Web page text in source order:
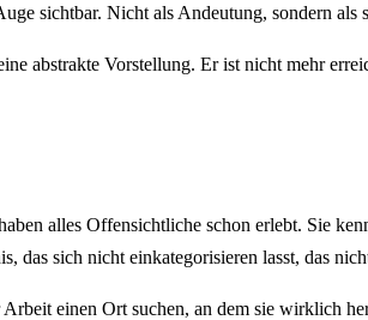
sichtbar. Nicht als Andeutung, sondern
abstrakte Vorstellung. Er ist nicht mehr
alles Offensichtliche schon erlebt. Sie
das sich nicht einkategorisieren lasst, das
einen Ort suchen, an dem sie wirklich